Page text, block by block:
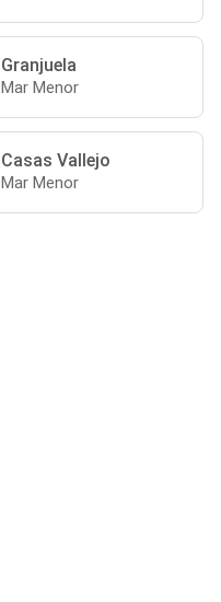
Granjuela
Mar Menor
Casas Vallejo
Mar Menor